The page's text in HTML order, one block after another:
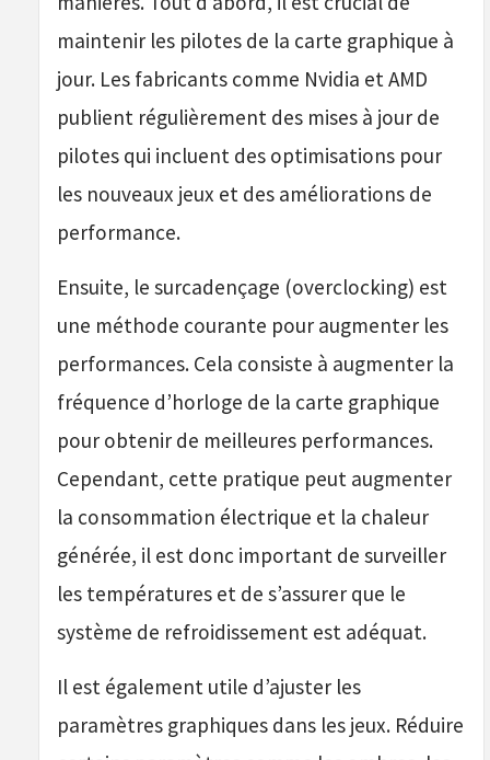
maintenir les pilotes de la carte graphique à
jour. Les fabricants comme Nvidia et AMD
publient régulièrement des mises à jour de
pilotes qui incluent des optimisations pour
les nouveaux jeux et des améliorations de
performance.
Ensuite, le surcadençage (overclocking) est
une méthode courante pour augmenter les
performances. Cela consiste à augmenter la
fréquence d’horloge de la carte graphique
pour obtenir de meilleures performances.
Cependant, cette pratique peut augmenter
la consommation électrique et la chaleur
générée, il est donc important de surveiller
les températures et de s’assurer que le
système de refroidissement est adéquat.
Il est également utile d’ajuster les
paramètres graphiques dans les jeux. Réduire